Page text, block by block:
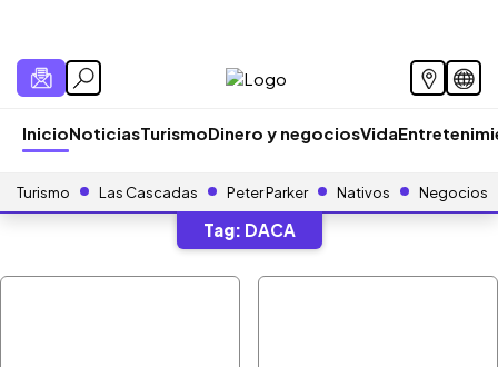
InicioNoticiasTurismoDinero y negociosVida
Turismo Las Cascadas Peter Parker Nativos Negocios
Tag: DACA